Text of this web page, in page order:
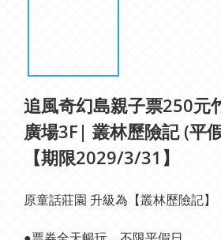
追風奇幻島親子票250元
廣場3F| 叢林歷險記 (平
【期限2029/3/31】
原童話莊園 升級為【叢林歷險記】